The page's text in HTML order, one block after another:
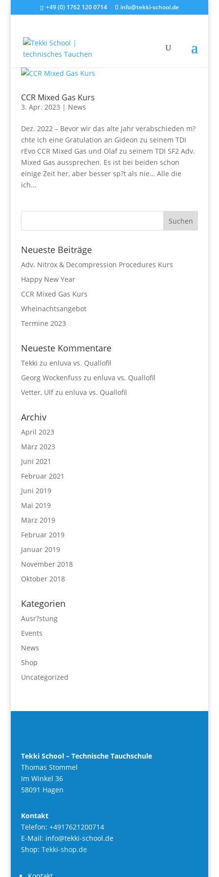
+49 (0) 1762 120 0714 info@tekki-school.de
CCR Mixed Gas Kurs
3. Apr. 2023 | News
Dez. 2022 – Bevor wir das alte Jahr verabschieden m?
chte ich eine Gratulation an Gideon zu seinem TDI
rEvo CCR Mixed Gas und Olaf zu seinem TDI SF2 Adv.
Mixed Gas aussprechen. Es ist bei beiden schon
einige Zeit her, aber besser sp?t als nie… Alle die
ich...
Neueste Beiträge
Adv. Nitrox & Decompression Procedures Kurs
Happy New Year
CCR Mixed Gas Kurs
Wheinachtsangebot
Termine 2023
Neueste Kommentare
Tekki zu enluva vs. Quallofil
Georg Wockenfuss zu enluva vs. Quallofil
Vetter, Ulfzu enluva vs. Quallofil
Archiv
April 2023
März 2023
Juni 2021
Februar 2021
Juni 2019
Mai 2019
März 2019
Februar 2019
Januar 2019
November 2018
Oktober 2018
Kategorien
Ausr?stung
Events
News
Shop
Uncategorized
Tekki School – Technische Tauchschule
Thomas Stommel
Im Winkel 36
58091 Hagen
Kontakt
Telefon: +4917621200714
E-Mail: info@tekki-school.de
Shop: Tekki-shop.de